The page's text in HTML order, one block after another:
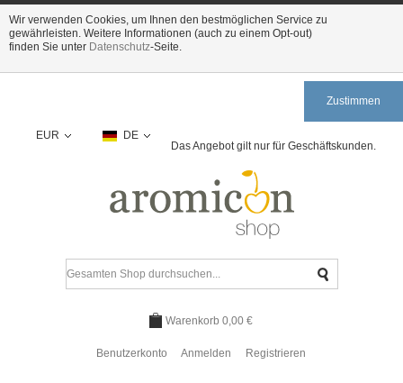
Wir verwenden Cookies, um Ihnen den bestmöglichen Service zu
gewährleisten. Weitere Informationen (auch zu einem Opt-out)
finden Sie unter Datenschutz-Seite.
Zustimmen
EUR
DE
Das Angebot gilt nur für Geschäftskunden.
Warenkorb0,00 €
Benutzerkonto Anmelden Registrieren